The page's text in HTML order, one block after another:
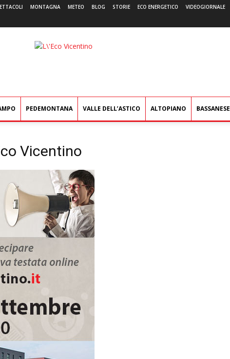
MONTAGNA METEO BLOG STORIE ECO ENERGETICO VIDEOGIORNALE
L'Eco
PEDEMONTANA VALLE DELL’ASTICO ALTOPIANO BASSANESE
Vicentino